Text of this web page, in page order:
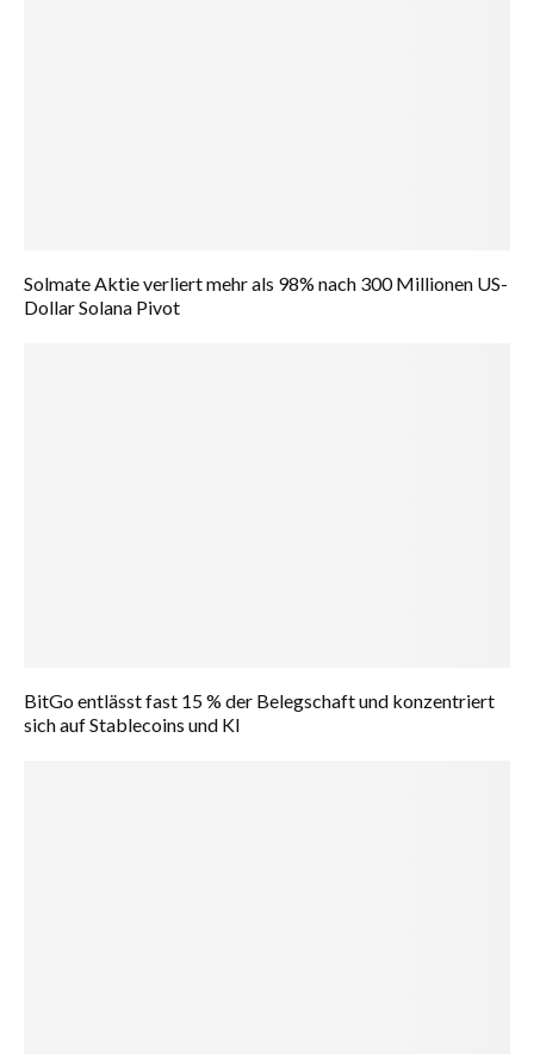
Solmate Aktie verliert mehr als 98% nach 300 Millionen US-
Dollar Solana Pivot
BitGo entlässt fast 15 % der Belegschaft und konzentriert
sich auf Stablecoins und KI